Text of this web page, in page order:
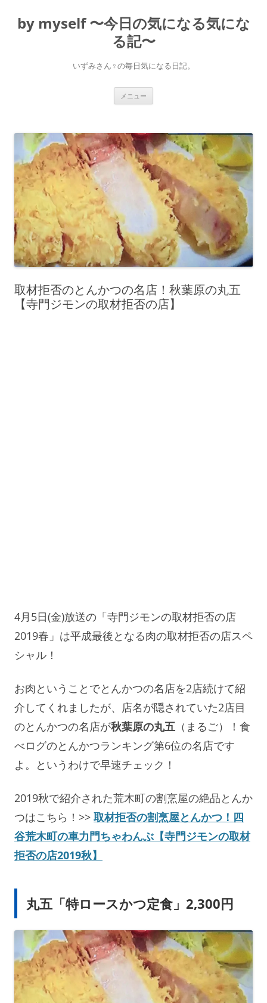
テ
ン
by myself 〜今日の気になる気にな
る記〜
いずみさん♀の毎日気になる日記。
メニュー
取材拒否のとんかつの名店！秋葉原の丸五
【寺門ジモンの取材拒否の店】
4月5日(金)放送の「寺門ジモンの取材拒否の店
2019春」は平成最後となる肉の取材拒否の店スペ
シャル！
お肉ということでとんかつの名店を2店続けて紹
介してくれましたが、店名が隠されていた2店目
のとんかつの名店が秋葉原の丸五 （まるご）！食
べログのとんかつランキング第6位の名店です
よ。というわけで早速チェック！
2019秋で紹介された荒木町の割烹屋の絶品とんか
つはこちら！>> 取材拒否の割烹屋とんかつ！四
谷荒木町の車力門ちゃわんぶ【寺門ジモンの取材
拒否の店2019秋】
丸五「特ロースかつ定食」2,300円